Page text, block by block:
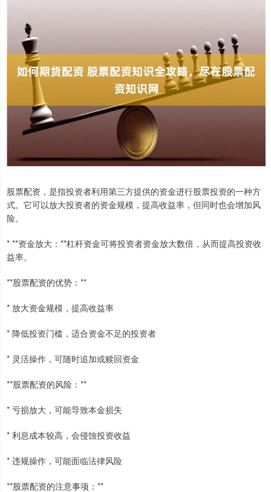
股票配资，是指投资者利用第三方提供的资金进行股票投资的一种方
式。它可以放大投资者的资金规模，提高收益率，但同时也会增加风
险。
* **资金放大：**杠杆资金可将投资者资金放大数倍，从而提高投资收
益率。
**股票配资的优势：**
* 放大资金规模，提高收益率
* 降低投资门槛，适合资金不足的投资者
* 灵活操作，可随时追加或赎回资金
**股票配资的风险：**
* 亏损放大，可能导致本金损失
* 利息成本较高，会侵蚀投资收益
* 违规操作，可能面临法律风险
**股票配资的注意事项：**